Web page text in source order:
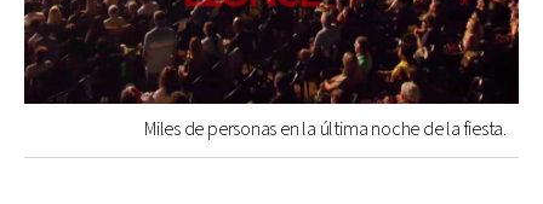
Miles de personas en la última noche de la fiesta.